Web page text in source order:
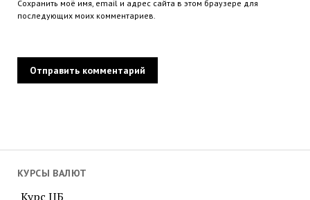
КУРСЫ ВАЛЮТ
Курс ЦБ
Сохранить моё имя, email и адрес сайта в этом браузере для
последующих моих комментариев.